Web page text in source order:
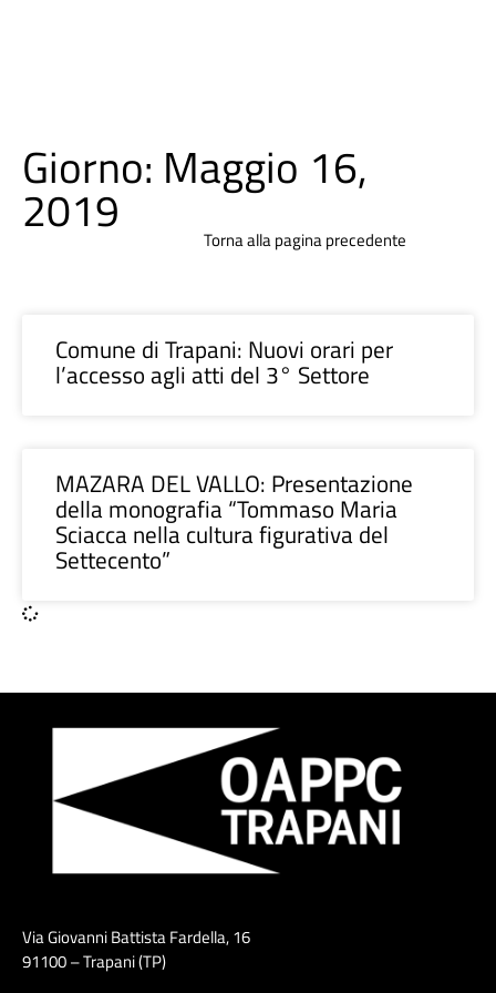
Giorno: Maggio 16,
2019 Torna alla pagina precedente
Comune di Trapani: Nuovi orari per
l’accesso agli atti del 3° Settore
MAZARA DEL VALLO: Presentazione
della monografia “Tommaso Maria
Sciacca nella cultura figurativa del
Settecento”
Via Giovanni Battista Fardella, 16
91100 – Trapani (TP)